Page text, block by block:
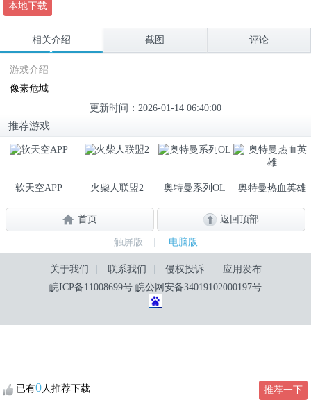
本地下载
已有0人推荐下载 推荐一下
相关介绍 截图 评论
游戏介绍
像素危城
更新时间：2026-01-14 06:40:00
推荐游戏
软天空APP 火柴人联盟2 奥特曼系列OL 奥特曼热血英雄
首页 返回顶部
触屏版 电脑版
关于我们 联系我们 侵权投诉
应用发布
皖ICP备11008699号 皖公网安备34019102000197号